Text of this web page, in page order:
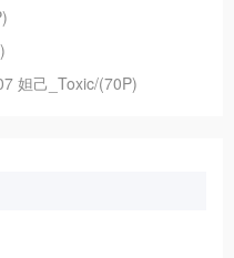
妲己_Toxic/(70P)